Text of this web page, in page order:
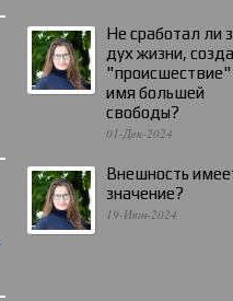
Не сработал ли
дух жизни,
"происшествие"
имя большей
свободы?
01-Дек-2024
Внешность
значение?
19-Июн-2024